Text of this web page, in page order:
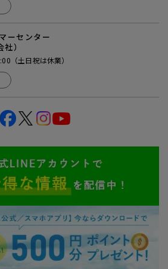
ーセンター
）
（土日祝は休業）